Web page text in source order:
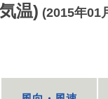
温) (2015年01